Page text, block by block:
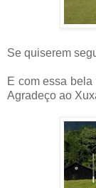
Se quiserem
E com essa
Agradeço ao